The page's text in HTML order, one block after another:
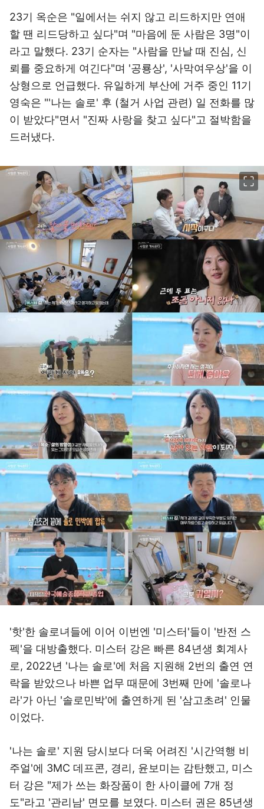
23기 옥순은 "일에서는 쉬지 않고 리드하지만 연애
할 땐 리드당하고 싶다"며 "마음에 둔 사람은 3명"이
라고 말했다. 23기 순자는 "사람을 만날 때 진심, 신
뢰를 중요하게 여긴다"며 '공룡상', '사막여우상'을 이
상형으로 언급했다. 유일하게 부산에 거주 중인 11기
영숙은 "'나는 솔로' 후 (철거 사업 관련) 일 전화를 많
이 받았다"면서 "진짜 사랑을 찾고 싶다"고 절박함을
드러냈다.
'핫'한 솔로녀들에 이어 이번엔 '미스터'들이 '반전 스
펙'을 대방출했다. 미스터 강은 빠른 84년생 회계사
로, 2022년 '나는 솔로'에 처음 지원해 2번의 출연 연
락을 받았으나 바쁜 업무 때문에 3번째 만에 '솔로나
라'가 아닌 '솔로민박'에 출연하게 된 '삼고초려' 인물
이었다.
'나는 솔로' 지원 당시보다 더욱 어려진 '시간역행 비
주얼'에 3MC 데프콘, 경리, 윤보미는 감탄했고, 미스
터 강은 "제가 쓰는 화장품이 한 사이클에 7개 정
도"라고 '관리남' 면모를 보였다. 미스터 권은 85년생